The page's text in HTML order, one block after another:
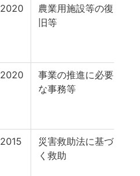
2020
農業用施設等の復
旧等
2020
事業の推進に必要
な事務等
2015
災害救助法に基づ
く救助